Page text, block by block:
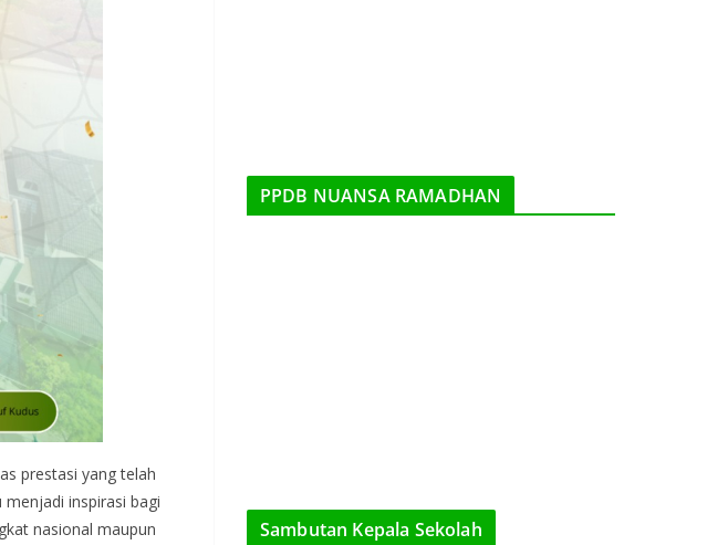
prestasi yang telah
inspirasi bagi
nasional maupun
PPDB NUANSA RAMADHAN
Sambutan Kepala Sekolah